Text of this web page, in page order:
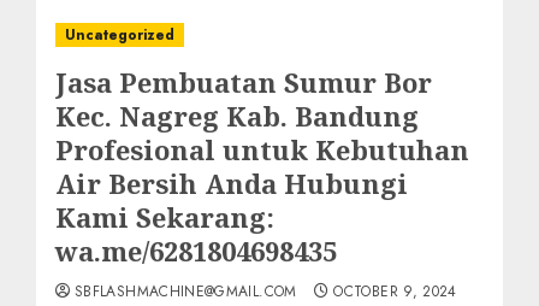
Uncategorized
Jasa Pembuatan Sumur Bor
Kec. Nagreg Kab. Bandung
Profesional untuk Kebutuhan
Air Bersih Anda Hubungi
Kami Sekarang:
wa.me/6281804698435
SBFLASHMACHINE@GMAIL.COM OCTOBER 9, 2024